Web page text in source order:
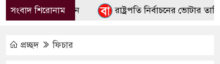
সংবাদ শিরোনাম
কাজী জেসিন রাষ্ট্রপতি নির্বাচনের ভোটার তালিকা
প্রচ্ছদ ফিচার